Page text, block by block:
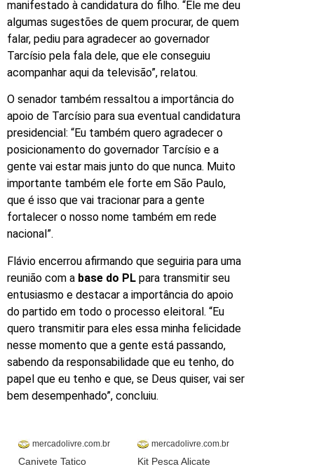
manifestado à candidatura do filho. “Ele me deu
algumas sugestões de quem procurar, de quem
falar, pediu para agradecer ao governador
Tarcísio pela fala dele, que ele conseguiu
acompanhar aqui da televisão”, relatou.
O senador também ressaltou a importância do
apoio de Tarcísio para sua eventual candidatura
presidencial: “Eu também quero agradecer o
posicionamento do governador Tarcísio e a
gente vai estar mais junto do que nunca. Muito
importante também ele forte em São Paulo,
que é isso que vai tracionar para a gente
fortalecer o nosso nome também em rede
nacional”.
Flávio encerrou afirmando que seguiria para uma
reunião com a base do PL para transmitir seu
entusiasmo e destacar a importância do apoio
do partido em todo o processo eleitoral. “Eu
quero transmitir para eles essa minha felicidade
nesse momento que a gente está passando,
sabendo da responsabilidade que eu tenho, do
papel que eu tenho e que, se Deus quiser, vai ser
bem desempenhado”, concluiu.
mercadolivre.com.br
Canivete Tatico
mercadolivre.com.br
Kit Pesca Alicate